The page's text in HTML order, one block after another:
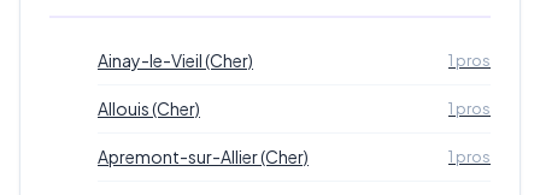
Ainay-le-Vieil (Cher) 1 pros
Allouis (Cher) 1 pros
Apremont-sur-Allier (Cher) 1 pros